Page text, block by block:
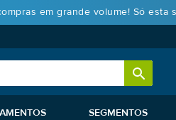
em grande volume! Só esta
SEGMENTOS